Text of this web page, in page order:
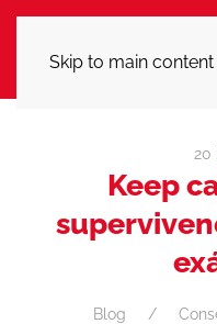
Skip to main content
20
Keep
Blog